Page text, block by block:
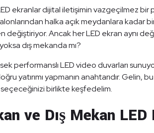
ekranlar dijital iletişimin vazgeçilmez bir
halka açık meydanlara kadar
Ancak her LED ekran aynı
dış mekanda mı?
performanslı LED video duvarları
yatırımı yapmanın anahtarıdır. Gelin,
seçeceğinizi birlikte keşfedelim.
ve Dış Mekan LED